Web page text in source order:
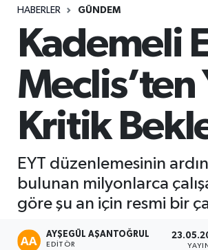
HABERLER GÜNDEM
Kademeli
Meclis’ten
Kritik
EYT düzenlemesinin
bulunan milyonlarca
göre şu an için resmi bir
AYŞEGÜL AŞANTOĞRUL
EDITÖR
Seri İlan
Siyaset
Spor
Yaşam